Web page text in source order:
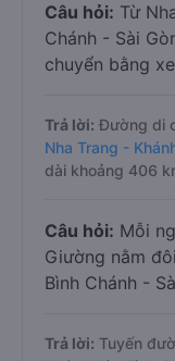
Câu hỏi: Từ
Chánh - Sài
chuyển bằng
Trả lời: Đường di
Nha Trang -
dài khoảng 406
Câu hỏi: Mỗi
Giường nằm
Bình Chánh -
Trả lời: Tuyến